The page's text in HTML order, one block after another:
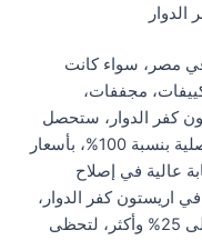
في مصر، سواء كانت
مجففات،
كفر الدوار، ستحصل
على الدعم الكامل وتوفير قطع الغيار الأصلية بنسبة 100%، بأسعار
عالية في إصلاح
اريستون كفر الدوار،
والاستفادة من خصومات وعروض تصل إلى 25% وأكثر، لتحظى